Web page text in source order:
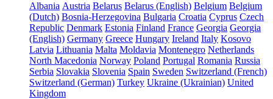
Albania Austria Belarus Belarus (English) Belgium Belgium
(Dutch) Bosnia-Herzegovina Bulgaria Croatia Cyprus Czech
Republic Denmark Estonia Finland France Georgia Georgia
(English) Germany Greece Hungary Ireland Italy Kosovo
Latvia Lithuania Malta Moldavia Montenegro Netherlands
North Macedonia Norway Poland Portugal Romania Russia
Serbia Slovakia Slovenia Spain Sweden Switzerland (French)
Switzerland (German) Turkey Ukraine (Ukrainian) United
Kingdom